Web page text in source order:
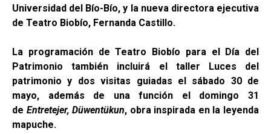
Universidad del Bío-Bío, y la nueva directora ejecutiva
de Teatro Biobío, Fernanda Castillo.
La programación de Teatro Biobío para el Día del
Patrimonio también incluirá el taller Luces del
patrimonio y dos visitas guiadas el sábado 30 de
mayo, además de una función el domingo 31
de Entretejer, Düwentükun, obra inspirada en la leyenda
mapuche.